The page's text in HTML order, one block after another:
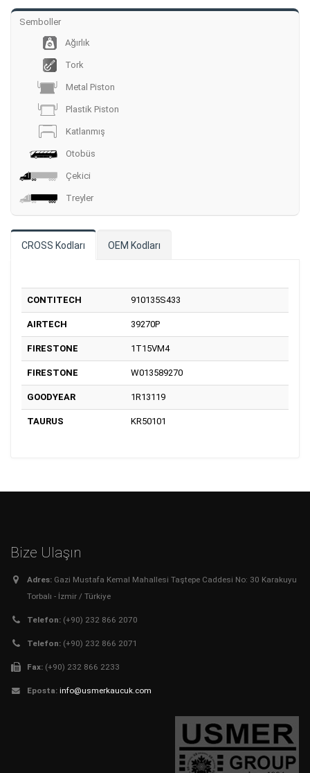
Semboller
Ağırlık
Tork
Metal Piston
Plastik Piston
Katlanmış
Otobüs
Çekici
Treyler
CROSS Kodları OEM Kodları
CONTITECH 910135S433
AIRTECH 39270P
FIRESTONE 1T15VM4
FIRESTONE W013589270
GOODYEAR 1R13119
TAURUS KR50101
Bize Ulaşın
Adres: Gazi Mustafa Kemal Mahallesi Taştepe Caddesi No: 30 Karakuyu
Torbalı - İzmir / Türkiye
Telefon: (+90) 232 866 2070
Telefon: (+90) 232 866 2071
Fax: (+90) 232 866 2233
Eposta: info@usmerkaucuk.com